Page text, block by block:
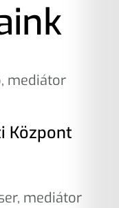
mediátor
Központ
mediátor